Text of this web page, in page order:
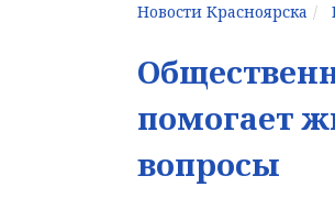
Новости Красноярска
помогает
вопросы